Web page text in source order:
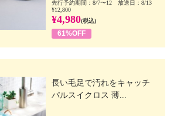
先行予約期間：8/7〜12 放送日：8/13
¥12,800
¥4,980(税込)
61%OFF
長い毛足で汚れをキャッチ
パルスイクロス 薄...